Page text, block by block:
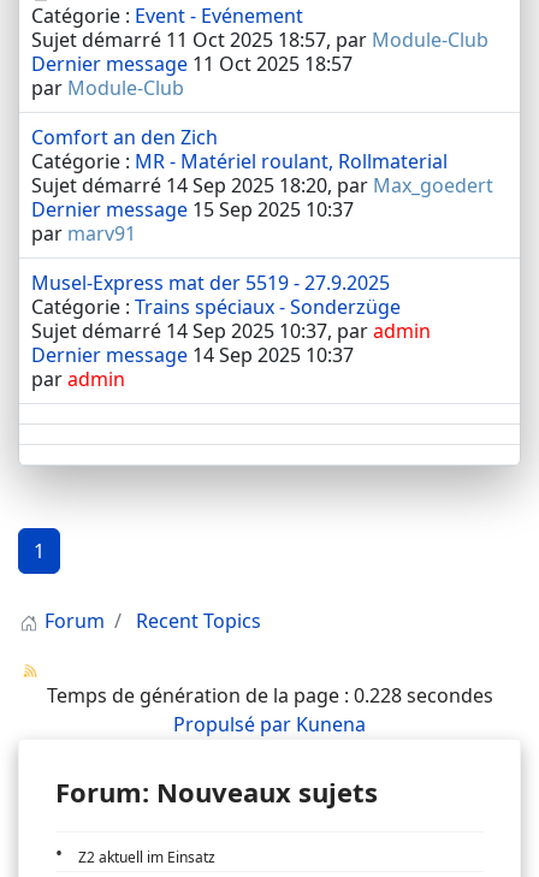
Catégorie : Event - Evénement
Sujet démarré 11 Oct 2025 18:57, par Module-Club
Dernier message 11 Oct 2025 18:57
par Module-Club
Comfort an den Zich
Catégorie : MR - Matériel roulant, Rollmaterial
Sujet démarré 14 Sep 2025 18:20, par Max_goedert
Dernier message 15 Sep 2025 10:37
par marv91
Musel-Express mat der 5519 - 27.9.2025
Catégorie : Trains spéciaux - Sonderzüge
Sujet démarré 14 Sep 2025 10:37, paradmin
Dernier message 14 Sep 2025 10:37
paradmin
1
Forum Recent Topics
Temps de génération de la page : 0.228 secondes
Propulsé par Kunena
Forum: Nouveaux sujets
Z2 aktuell im Einsatz